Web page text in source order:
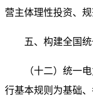
营主体理性投资、
五、构建全国统
（十二）统一电
行基本规则为基础